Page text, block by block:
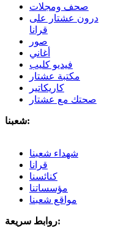
صحف ومجلات
درون عشتار على
قرانا
صور
أغاني
فيديو كليب
مكتبة عشتار
كاريكاتير
صحتك مع عشتار
شعبنا:
شهداء شعبنا
قرانا
كنائسنا
مؤسساتنا
مواقع شعبنا
روابط سريعة: